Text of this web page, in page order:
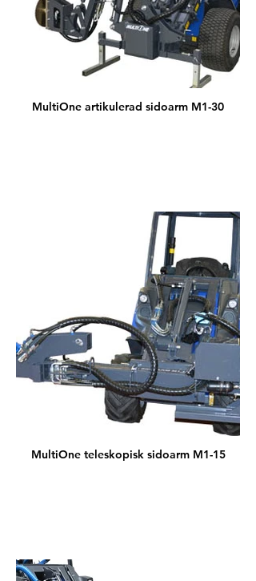
MultiOne artikulerad sidoarm M1-30
MultiOne teleskopisk sidoarm M1-15